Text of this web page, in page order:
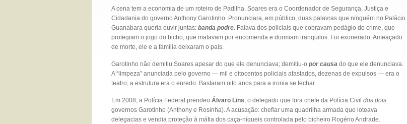
A cena tem a economia de um roteiro de Padilha. Soares era o Coordenador de Segurança, Justiça e
Cidadania do governo Anthony Garotinho. Pronunciara, em público, duas palavras que ninguém no Palácio
Guanabara queria ouvir juntas:banda podre. Falava dos policiais que cobravam pedágio do crime, que
protegiam o jogo do bicho, que matavam por encomenda e dormiam tranquilos. Foi exonerado. Ameaçado
de morte, ele e a família deixaram o país.
Garotinho não demitiu Soares apesar do que ele denunciava; demitiu-opor causa do que ele denunciava.
A “limpeza” anunciada pelo governo — mil e oitocentos policiais afastados, dezenas de expulsos — era o
teatro; a estrutura era o enredo. Bastaram oito anos para a ironia se fechar.
Em 2008, a Polícia Federal prendeuÁlvaro Lins, o delegado que fora chefe da Polícia Civildos dois
governos Garotinho (Anthony e Rosinha). A acusação: chefiar uma quadrilha armada que loteava
delegacias e vendia proteção à máfia dos caça-níqueis controlada pelo bicheiro Rogério Andrade.